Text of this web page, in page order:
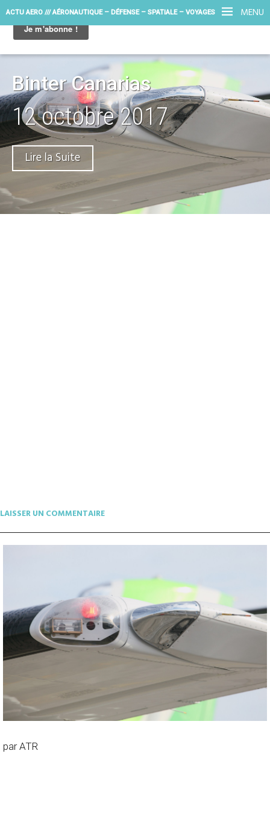
MENU
ACTU AERO /// AÉRONAUTIQUE – DÉFENSE – SPATIALE – VOYAGES
Binter Canarias
12 octobre 2017
Lire la Suite
LAISSER UN COMMENTAIRE
par ATR